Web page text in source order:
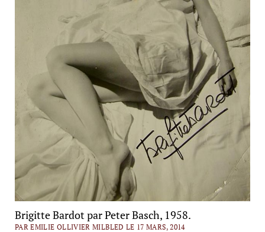
Brigitte Bardot par Peter Basch, 1958.
PAR EMILIE OLLIVIER MILBLED LE 17 MARS, 2014